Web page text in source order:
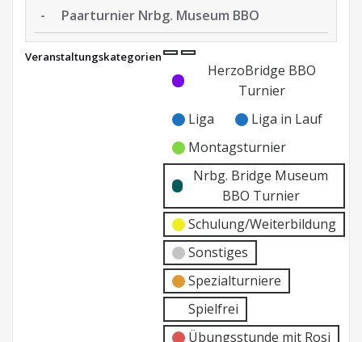
- Paarturnier Nrbg. Museum BBO
Paarturnier
Nrbg.
Veranstaltungskategorien
Kategorie
ohne
Kategorie
HerzoBridge BBO
Turnier
Liga
Liga in Lauf
Montagsturnier
Nrbg. Bridge Museum
BBO Turnier
Schulung/Weiterbildung
Sonstiges
Spezialturniere
Spielfrei
Übungsstunde mit Rosi